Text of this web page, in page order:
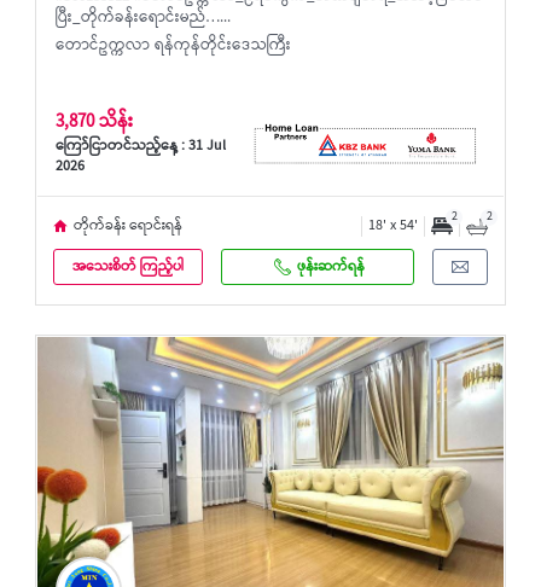
ပြီး_တိုက်ခန်းရောင်းမည်…...
တောင်ဥက္ကလာ ရန်ကုန်တိုင်းဒေသကြီး
3,870 သိန်း
ကြော်ငြာတင်သည့်နေ့ : 31 Jul
2026
တိုက်ခန်း ရောင်းရန် 18' x 54' 2 2
အသေးစိတ် ကြည့်ပါ ဖုန်းဆက်ရန်